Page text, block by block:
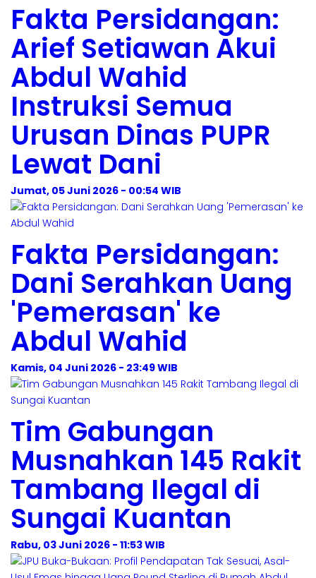
Fakta Persidangan:
Arief Setiawan Akui
Abdul Wahid
Instruksi Semua
Urusan Dinas PUPR
Lewat Dani
Jumat, 05 Juni 2026 - 00:54 WIB
Fakta Persidangan:
Dani Serahkan Uang
'Pemerasan' ke
Abdul Wahid
Kamis, 04 Juni 2026 - 23:49 WIB
Tim Gabungan
Musnahkan 145 Rakit
Tambang Ilegal di
Sungai Kuantan
Rabu, 03 Juni 2026 - 11:53 WIB